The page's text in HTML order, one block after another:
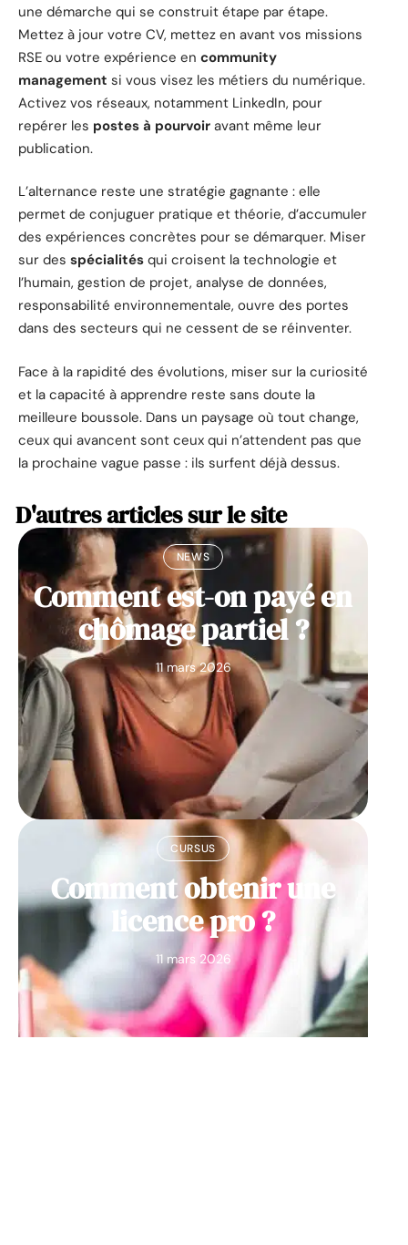
une démarche qui se construit étape par étape.
Mettez à jour votre CV, mettez en avant vos missions
RSE ou votre expérience en community
management si vous visez les métiers du numérique.
Activez vos réseaux, notamment LinkedIn, pour
repérer les postes à pourvoir avant même leur
publication.
L’alternance reste une stratégie gagnante : elle
permet de conjuguer pratique et théorie, d’accumuler
des expériences concrètes pour se démarquer. Miser
sur des spécialités qui croisent la technologie et
l’humain, gestion de projet, analyse de données,
responsabilité environnementale, ouvre des portes
dans des secteurs qui ne cessent de se réinventer.
Face à la rapidité des évolutions, miser sur la curiosité
et la capacité à apprendre reste sans doute la
meilleure boussole. Dans un paysage où tout change,
ceux qui avancent sont ceux qui n’attendent pas que
la prochaine vague passe : ils surfent déjà dessus.
D'autres articles sur le site
NEWS
Comment est-on payé en
chômage partiel ?
11 mars 2026
CURSUS
Comment obtenir une
licence pro ?
11 mars 2026